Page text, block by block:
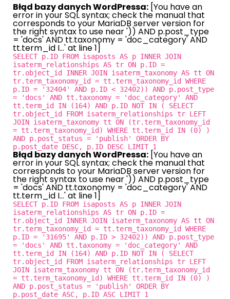
Błąd bazy danych WordPressa: [You have an
error in your SQL syntax; check the manual that
corresponds to your MariaDB server version for
the right syntax to use near ')) AND p.post_type
= 'docs' AND tt.taxonomy = 'doc_category' AND
tt.term_id I...' at line 1]
SELECT p.ID FROM isaposts AS p INNER JOIN
isaterm_relationships AS tr ON p.ID =
tr.object_id INNER JOIN isaterm_taxonomy AS tt ON
tr.term_taxonomy_id = tt.term_taxonomy_id WHERE
p.ID = '32404' AND p.ID < 32402)) AND p.post_type
= 'docs' AND tt.taxonomy = 'doc_category' AND
tt.term_id IN (164) AND p.ID NOT IN ( SELECT
tr.object_id FROM isaterm_relationships tr LEFT
JOIN isaterm_taxonomy tt ON (tr.term_taxonomy_id
= tt.term_taxonomy_id) WHERE tt.term_id IN (0) )
AND p.post_status = 'publish' ORDER BY
p.post_date DESC, p.ID DESC LIMIT 1
Błąd bazy danych WordPressa: [You have an
error in your SQL syntax; check the manual that
corresponds to your MariaDB server version for
the right syntax to use near ')) AND p.post_type
= 'docs' AND tt.taxonomy = 'doc_category' AND
tt.term_id I...' at line 1]
SELECT p.ID FROM isaposts AS p INNER JOIN
isaterm_relationships AS tr ON p.ID =
tr.object_id INNER JOIN isaterm_taxonomy AS tt ON
tr.term_taxonomy_id = tt.term_taxonomy_id WHERE
p.ID = '31695' AND p.ID > 32402)) AND p.post_type
= 'docs' AND tt.taxonomy = 'doc_category' AND
tt.term_id IN (164) AND p.ID NOT IN ( SELECT
tr.object_id FROM isaterm_relationships tr LEFT
JOIN isaterm_taxonomy tt ON (tr.term_taxonomy_id
= tt.term_taxonomy_id) WHERE tt.term_id IN (0) )
AND p.post_status = 'publish' ORDER BY
p.post_date ASC, p.ID ASC LIMIT 1